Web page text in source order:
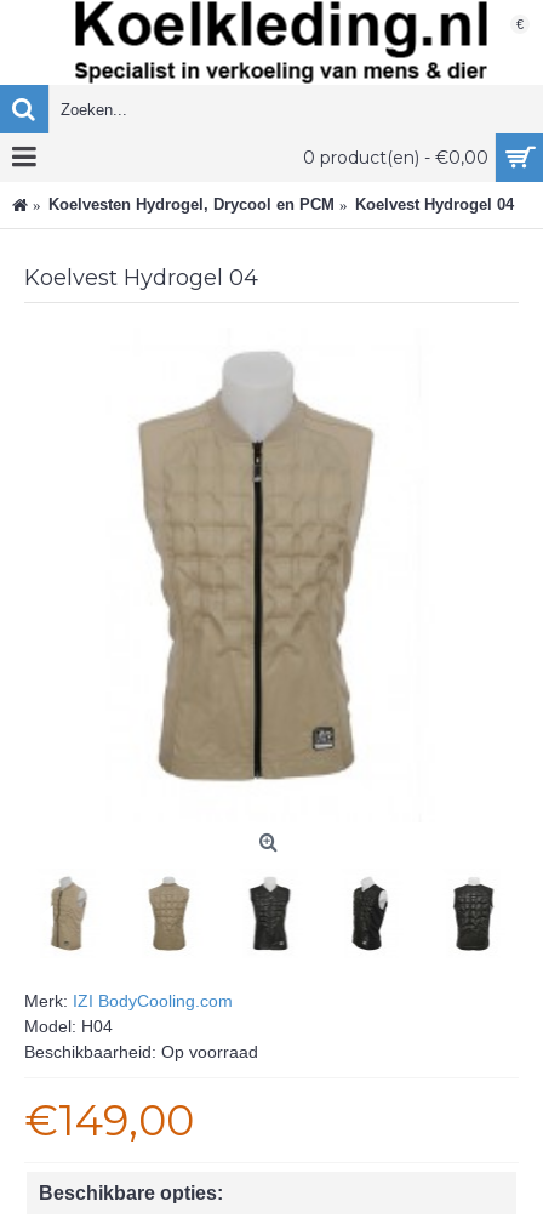
€
0 product(en) - €0,00
Koelvesten Hydrogel, Drycool en PCM Koelvest Hydrogel 04
Koelvest Hydrogel 04
Merk: IZI BodyCooling.com
Model: H04
Beschikbaarheid: Op voorraad
€149,00
Beschikbare opties: